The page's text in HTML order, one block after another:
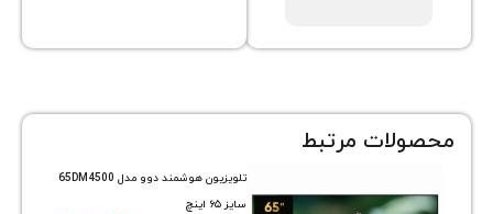
مرتبط
تلویزیون هوشمند دوو مدل 65DM4500
سایز ۶۵ اینچ